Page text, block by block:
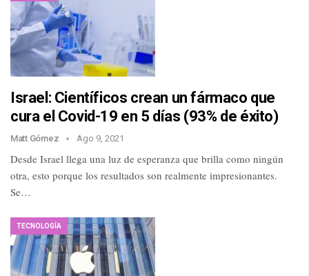
Israel: Científicos crean un fármaco que
cura el Covid-19 en 5 días (93% de éxito)
Matt Gómez Ago 9, 2021
Desde Israel llega una luz de esperanza que brilla como ningún
otra, esto porque los resultados son realmente impresionantes.
Se…
TECNOLOGÍA